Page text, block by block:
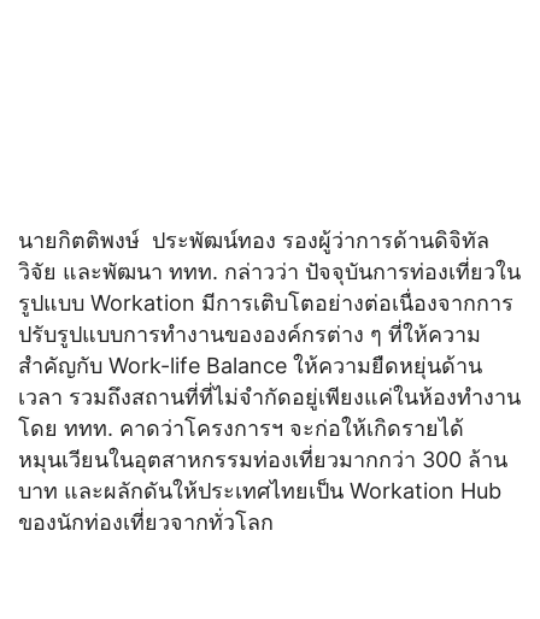
นายกิตติพงษ์ ประพัฒน์ทอง รองผู้ว่าการด้านดิจิทัล
วิจัย และพัฒนา ททท. กล่าวว่า ปัจจุบันการท่องเที่ยวใน
รูปแบบ Workation มีการเติบโตอย่างต่อเนื่องจากการ
ปรับรูปแบบการทำงานขององค์กรต่าง ๆ ที่ให้ความ
สำคัญกับ Work-life Balance ให้ความยืดหยุ่นด้าน
เวลา รวมถึงสถานที่ที่ไม่จำกัดอยู่เพียงแค่ในห้องทำงาน
โดย ททท. คาดว่าโครงการฯ จะก่อให้เกิดรายได้
หมุนเวียนในอุตสาหกรรมท่องเที่ยวมากกว่า 300 ล้าน
บาท และผลักดันให้ประเทศไทยเป็น Workation Hub
ของนักท่องเที่ยวจากทั่วโลก